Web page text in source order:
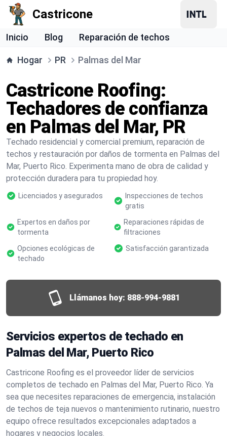
Castricone
Inicio Blog Reparación de techos
Hogar PR Palmas del Mar
Castricone Roofing:
Techadores de confianza
en Palmas del Mar, PR
Techado residencial y comercial premium, reparación de
techos y restauración por daños de tormenta en Palmas del
Mar, Puerto Rico. Experimenta mano de obra de calidad y
protección duradera para tu propiedad hoy.
Licenciados y asegurados
Inspecciones de techos
gratis
Expertos en daños por
tormenta
Reparaciones rápidas de
filtraciones
Opciones ecológicas de
techado
Satisfacción garantizada
Llámanos hoy: 888-994-9881
Servicios expertos de techado en
Palmas del Mar, Puerto Rico
Castricone Roofing es el proveedor líder de servicios
completos de techado en Palmas del Mar, Puerto Rico. Ya
sea que necesites reparaciones de emergencia, instalación
de techos de teja nuevos o mantenimiento rutinario, nuestro
equipo ofrece resultados excepcionales adaptados a
hogares y negocios locales.